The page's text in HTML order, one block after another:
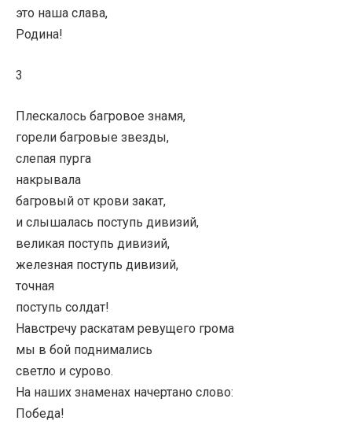
это наша слава,
Родина!
3
Плескалось багровое знамя,
горели багровые звезды,
слепая пурга
накрывала
багровый от крови закат,
и слышалась поступь дивизий,
великая поступь дивизий,
железная поступь дивизий,
точная
поступь солдат!
Навстречу раскатам ревущего грома
мы в бой поднимались
светло и сурово.
На наших знаменах начертано слово:
Победа!